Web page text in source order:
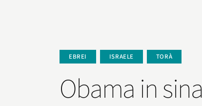
EBREI ISRAELE TORÀ
Obama in